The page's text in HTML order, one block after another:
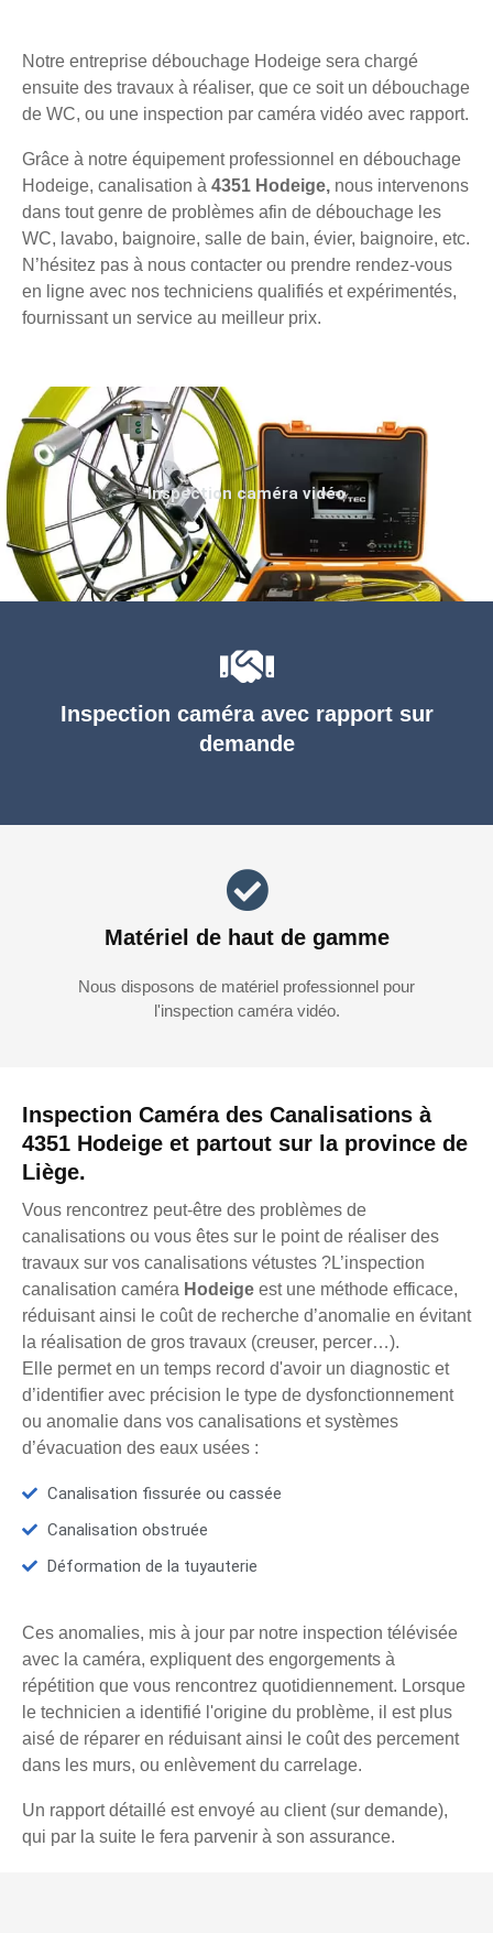
Notre entreprise débouchage Hodeige sera chargé
ensuite des travaux à réaliser, que ce soit un débouchage
de WC, ou une inspection par caméra vidéo avec rapport.
Grâce à notre équipement professionnel en débouchage
Hodeige, canalisation à 4351 Hodeige, nous intervenons
dans tout genre de problèmes afin de débouchage les
WC, lavabo, baignoire, salle de bain, évier, baignoire, etc.
N’hésitez pas à nous contacter ou prendre rendez-vous
en ligne avec nos techniciens qualifiés et expérimentés,
fournissant un service au meilleur prix.
Inspection Caméra des Canalisations à
4351 Hodeige et partout sur la province de
Liège.
Vous rencontrez peut-être des problèmes de
canalisations ou vous êtes sur le point de réaliser des
travaux sur vos canalisations vétustes ?L’inspection
canalisation caméra Hodeige est une méthode efficace,
réduisant ainsi le coût de recherche d’anomalie en évitant
la réalisation de gros travaux (creuser, percer…).
Elle permet en un temps record d'avoir un diagnostic et
d’identifier avec précision le type de dysfonctionnement
ou anomalie dans vos canalisations et systèmes
d’évacuation des eaux usées :
Canalisation fissurée ou cassée
Canalisation obstruée
Déformation de la tuyauterie
Ces anomalies, mis à jour par notre inspection télévisée
avec la caméra, expliquent des engorgements à
répétition que vous rencontrez quotidiennement. Lorsque
le technicien a identifié l'origine du problème, il est plus
aisé de réparer en réduisant ainsi le coût des percement
dans les murs, ou enlèvement du carrelage.
Un rapport détaillé est envoyé au client (sur demande),
qui par la suite le fera parvenir à son assurance.
Inspection caméra avec rapport sur
demande
Matériel de haut de gamme
Nous disposons de matériel professionnel pour
l'inspection caméra vidéo.
Inspection caméra vidéo